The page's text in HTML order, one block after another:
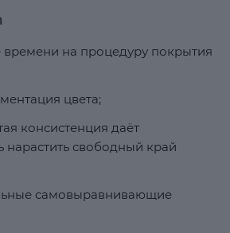
на процедуру покрытия
цвета;
консистенция даёт
нарастить свободный край
самовыравнивающие